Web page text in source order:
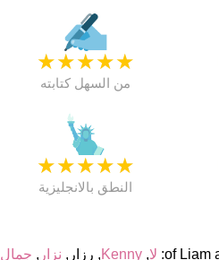
★
★
★
★
★
من السهل كتابته
★
★
★
★
★
النطق بالانجليزية
لا,
Kenny, رزار, نزار , جمال